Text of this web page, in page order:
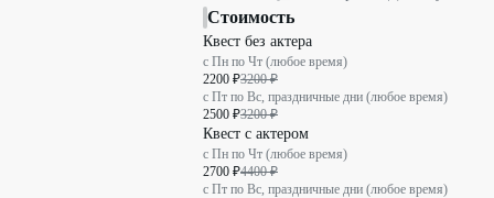
Стоимость
Квест без актера
с Пн по Чт (любое время)
2200 ₽3200 ₽
с Пт по Вс, праздничные дни (любое время)
2500 ₽3200 ₽
Квест с актером
с Пн по Чт (любое время)
2700 ₽4400 ₽
с Пт по Вс, праздничные дни (любое время)